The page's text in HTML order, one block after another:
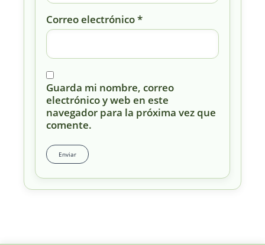
Correo electrónico*
Guarda mi nombre, correo
electrónico y web en este
navegador para la próxima vez que
comente.